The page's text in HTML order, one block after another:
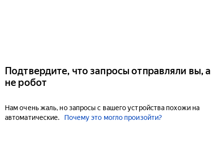
Подтвердите, что запросы отправляли вы, а
не робот
Нам очень жаль, но запросы с вашего устройства похожи на
автоматические.
Почему это могло произойти?